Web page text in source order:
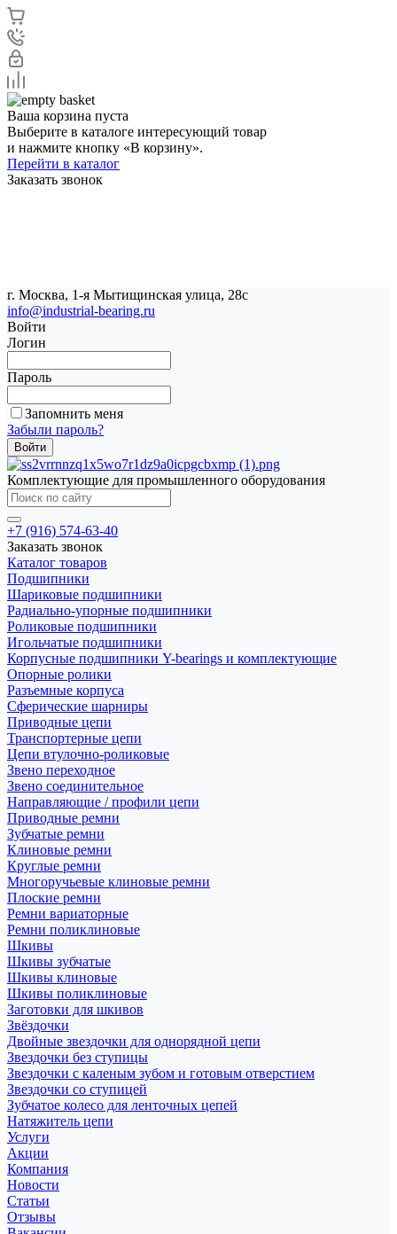
Ваша корзина пуста
Выберите в каталоге интересующий товар
и нажмите кнопку «В корзину».
Перейти в каталог
Заказать звонок
г. Москва, 1-я Мытищинская улица, 28с
info@industrial-bearing.ru
Войти
Логин
Пароль
Запомнить меня
Забыли пароль?
Комплектующие для промышленного оборудования
+7 (916) 574-63-40
Заказать звонок
Каталог товаров
Подшипники
Шариковые подшипники
Радиально-упорные подшипники
Роликовые подшипники
Игольчатые подшипники
Корпусные подшипники Y-bearings и комплектующие
Опорные ролики
Разъемные корпуса
Сферические шарниры
Приводные цепи
Транспортерные цепи
Цепи втулочно-роликовые
Звено переходное
Звено соединительное
Направляющие / профили цепи
Приводные ремни
Зубчатые ремни
Клиновые ремни
Круглые ремни
Многоручьевые клиновые ремни
Плоские ремни
Ремни вариаторные
Ремни поликлиновые
Шкивы
Шкивы зубчатые
Шкивы клиновые
Шкивы поликлиновые
Заготовки для шкивов
Звёздочки
Двойные звездочки для однорядной цепи
Звездочки без ступицы
Звездочки с каленым зубом и готовым отверстием
Звездочки со ступицей
Зубчатое колесо для ленточных цепей
Натяжитель цепи
Услуги
Акции
Компания
Новости
Статьи
Отзывы